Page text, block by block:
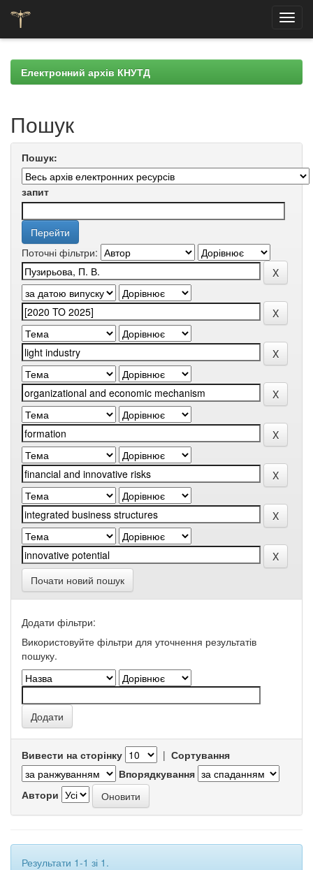
navigationЕлектронний архів КНУТД
Пошук
Пошук:
запит
Поточні фільтри:
Почати новий пошук
Додати фільтри:
Використовуйте фільтри для уточнення результатів
пошуку.
Вивести на сторінку | Сортування
Впорядкування
Автори
Результати 1-1 зі 1.